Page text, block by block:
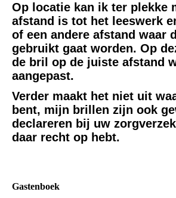
Op locatie kan ik ter plekke
afstand is tot het leeswerk
of een andere afstand waar
gebruikt gaat worden. Op
de bril op de juiste afstand
aangepast.
Verder maakt het niet uit
bent, mijn brillen zijn ook
declareren bij uw
daar recht op hebt.
Gastenboek